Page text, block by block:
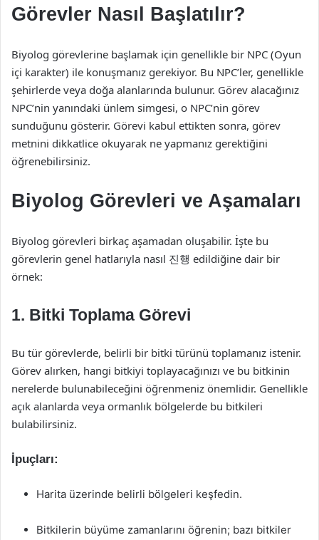
Görevler Nasıl Başlatılır?
Biyolog görevlerine başlamak için genellikle bir NPC (Oyun
içi karakter) ile konuşmanız gerekiyor. Bu NPC’ler, genellikle
şehirlerde veya doğa alanlarında bulunur. Görev alacağınız
NPC’nin yanındaki ünlem simgesi, o NPC’nin görev
sunduğunu gösterir. Görevi kabul ettikten sonra, görev
metnini dikkatlice okuyarak ne yapmanız gerektiğini
öğrenebilirsiniz.
Biyolog Görevleri ve Aşamaları
Biyolog görevleri birkaç aşamadan oluşabilir. İşte bu
görevlerin genel hatlarıyla nasıl 진행 edildiğine dair bir
örnek:
1. Bitki Toplama Görevi
Bu tür görevlerde, belirli bir bitki türünü toplamanız istenir.
Görev alırken, hangi bitkiyi toplayacağınızı ve bu bitkinin
nerelerde bulunabileceğini öğrenmeniz önemlidir. Genellikle
açık alanlarda veya ormanlık bölgelerde bu bitkileri
bulabilirsiniz.
İpuçları:
Harita üzerinde belirli bölgeleri keşfedin.
Bitkilerin büyüme zamanlarını öğrenin; bazı bitkiler